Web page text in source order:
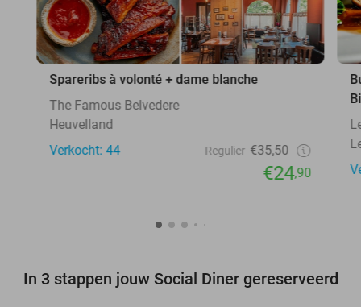
Spareribs à volonté + dame blanche
The Famous Belvedere
Heuvelland
Verkocht: 44
Regulier €35,50
€24,90
In 3 stappen jouw Social Diner gereserveerd